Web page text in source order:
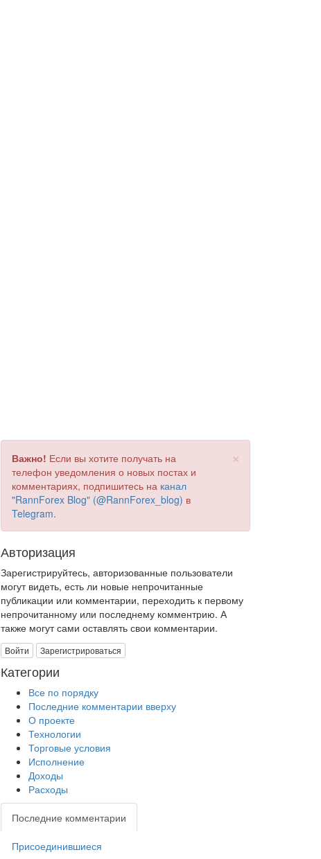
×
Важно! Если вы хотите получать на
телефон уведомления о новых постах и
комментариях, подпишитесь на канал
"RannForex Blog" (@RannForex_blog) в
Telegram.
Авторизация
Зарегистрируйтесь, авторизованные пользователи
могут видеть, есть ли новые непрочитанные
публикации или комментарии, переходить к первому
непрочитанному или последнему комментрию. А
также могут сами оставлять свои комментарии.
Войти Зарегистрироваться
Категории
Все по порядку
Последние комментарии вверху
О проекте
Технологии
Торговые условия
Исполнение
Доходы
Расходы
Последние комментарии
Присоединившиеся